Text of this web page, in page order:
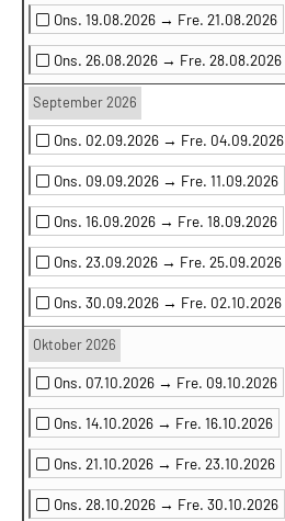
Ons. 19.08.2026 → Fre. 21.08.2026
Ons. 26.08.2026 → Fre. 28.08.2026
September 2026
Ons. 02.09.2026 → Fre. 04.09.2026
Ons. 09.09.2026 → Fre. 11.09.2026
Ons. 16.09.2026 → Fre. 18.09.2026
Ons. 23.09.2026 → Fre. 25.09.2026
Ons. 30.09.2026 → Fre. 02.10.2026
Oktober 2026
Ons. 07.10.2026 → Fre. 09.10.2026
Ons. 14.10.2026 → Fre. 16.10.2026
Ons. 21.10.2026 → Fre. 23.10.2026
Ons. 28.10.2026 → Fre. 30.10.2026